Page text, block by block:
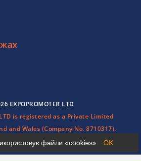
файли «cookies» OK
EXPOPROMOTER LTD
LTD is registered as a Private Limited
and Wales (Company No. 8710317).